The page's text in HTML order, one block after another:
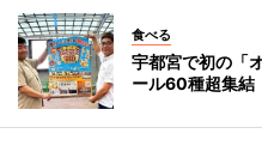
食べる
宇都宮で初の「
ール60種超集結